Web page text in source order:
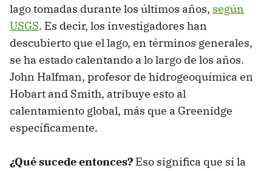
lago tomadas durante los últimos años, según
USGS. Es decir, los investigadores han
descubierto que el lago, en términos generales,
se ha estado calentando a lo largo de los años.
John Halfman, profesor de hidrogeoquímica en
Hobart and Smith, atribuye esto al
calentamiento global, más que a Greenidge
específicamente.
¿Qué sucede entonces? Eso significa que si la